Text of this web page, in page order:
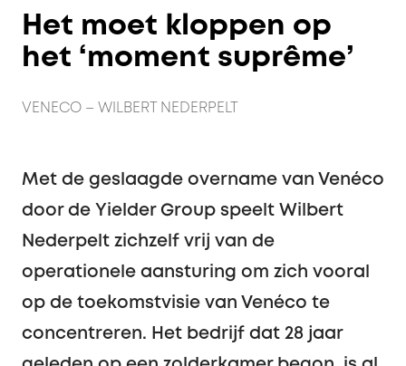
Het moet kloppen op
het ‘moment suprême’
VENECO – WILBERT NEDERPELT
Met de geslaagde overname van Venéco
door de Yielder Group speelt Wilbert
Nederpelt zichzelf vrij van de
operationele aansturing om zich vooral
op de toekomstvisie van Venéco te
concentreren. Het bedrijf dat 28 jaar